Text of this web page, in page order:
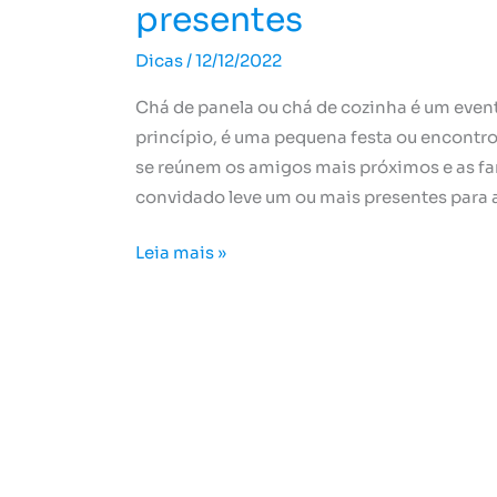
presentes
Dicas/12/12/2022
Chá de panela ou chá de cozinha é um
princípio, é uma pequena festa ou
se reúnem os amigos mais próximos e as
convidado leve um ou mais presentes para
Leia mais »